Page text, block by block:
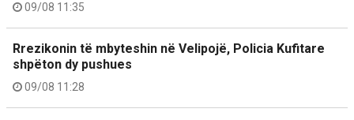
09/08 11:35
Rrezikonin të mbyteshin në Velipojë, Policia Kufitare
shpëton dy pushues
09/08 11:28